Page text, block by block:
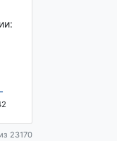
23170